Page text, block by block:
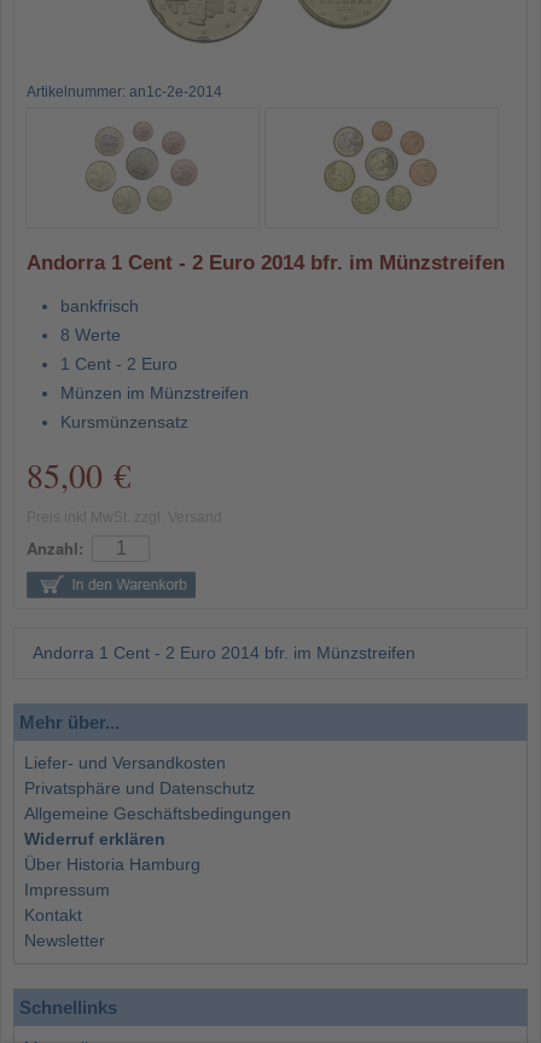
Artikelnummer: an1c-2e-2014
Andorra 1 Cent - 2 Euro 2014 bfr. im Münzstreifen
bankfrisch
8 Werte
1 Cent - 2 Euro
Münzen im Münzstreifen
Kursmünzensatz
85,00 €
Anzahl:
Andorra 1 Cent - 2 Euro 2014 bfr. im Münzstreifen
Mehr über...
Liefer- und Versandkosten
Privatsphäre und Datenschutz
Allgemeine Geschäftsbedingungen
Widerruf erklären
Über Historia Hamburg
Impressum
Kontakt
Newsletter
Schnellinks